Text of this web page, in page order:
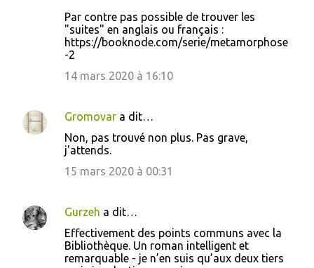
Par contre pas possible de trouver les
"suites" en anglais ou français :
https://booknode.com/serie/metamorphose
-2
14 mars 2020 à 16:10
Gromovar a dit…
Non, pas trouvé non plus. Pas grave,
j'attends.
15 mars 2020 à 00:31
Gurzeh a dit…
Effectivement des points communs avec la
Bibliothèque. Un roman intelligent et
remarquable - je n’en suis qu’aux deux tiers